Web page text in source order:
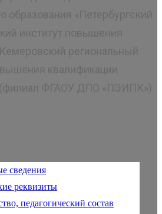
образования «Петербургский
институт повышения
региональный
квалификации
(филиал ФГАОУ ДПО «ПЭИПК»)
сведения
реквизиты
педагогический состав